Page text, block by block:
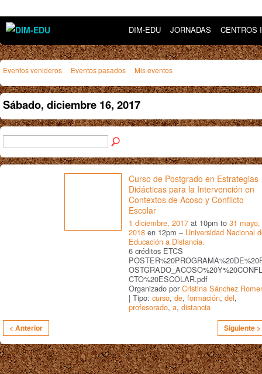
DIM-EDU JORNADAS CENTROS
Eventos venideros Eventos pasados Mis eventos
Sábado, diciembre 16, 2017
Curso de Postgrado en Estrategias
Didácticas para la Intervención en
Contextos de Acoso y Conflicto
Escolar
1 diciembre, 2017 at 10pm to 31 mayo,
2018 en 12pm – Universidad Nacional
Educación a Distancia.
6 créditos ETCS
CTO%20ESCOLAR.pdf
Organizado por Cristina Sánchez
| Tipo: curso, de, formación, del,
profesorado, a, distancia
< Anterior Siguiente >